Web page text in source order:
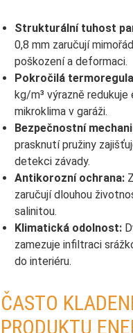
Strukturální tuhost
0,8 mm zaručují
poškození a deformaci.
Pokročilá
kg/m³ výrazně
mikroklima v garáži.
Bezpečnostní
prasknutí pružiny
detekci závady.
Antikorozní ochrana:
zaručují dlouhou
salinitou.
Klimatická odolnost:
zamezuje infiltraci
do interiéru.
ČASTO
PRODUKTU